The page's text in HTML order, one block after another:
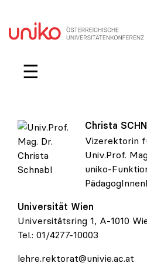
☰
Univ.Prof. Mag. Dr. Christa
Christa
Vizerektorin
Univ.Prof.
uniko-
Universität Wien
Universitätsring 1, A-1010
Tel.: 01/4277-10003
lehre.rektorat@univie.ac.at